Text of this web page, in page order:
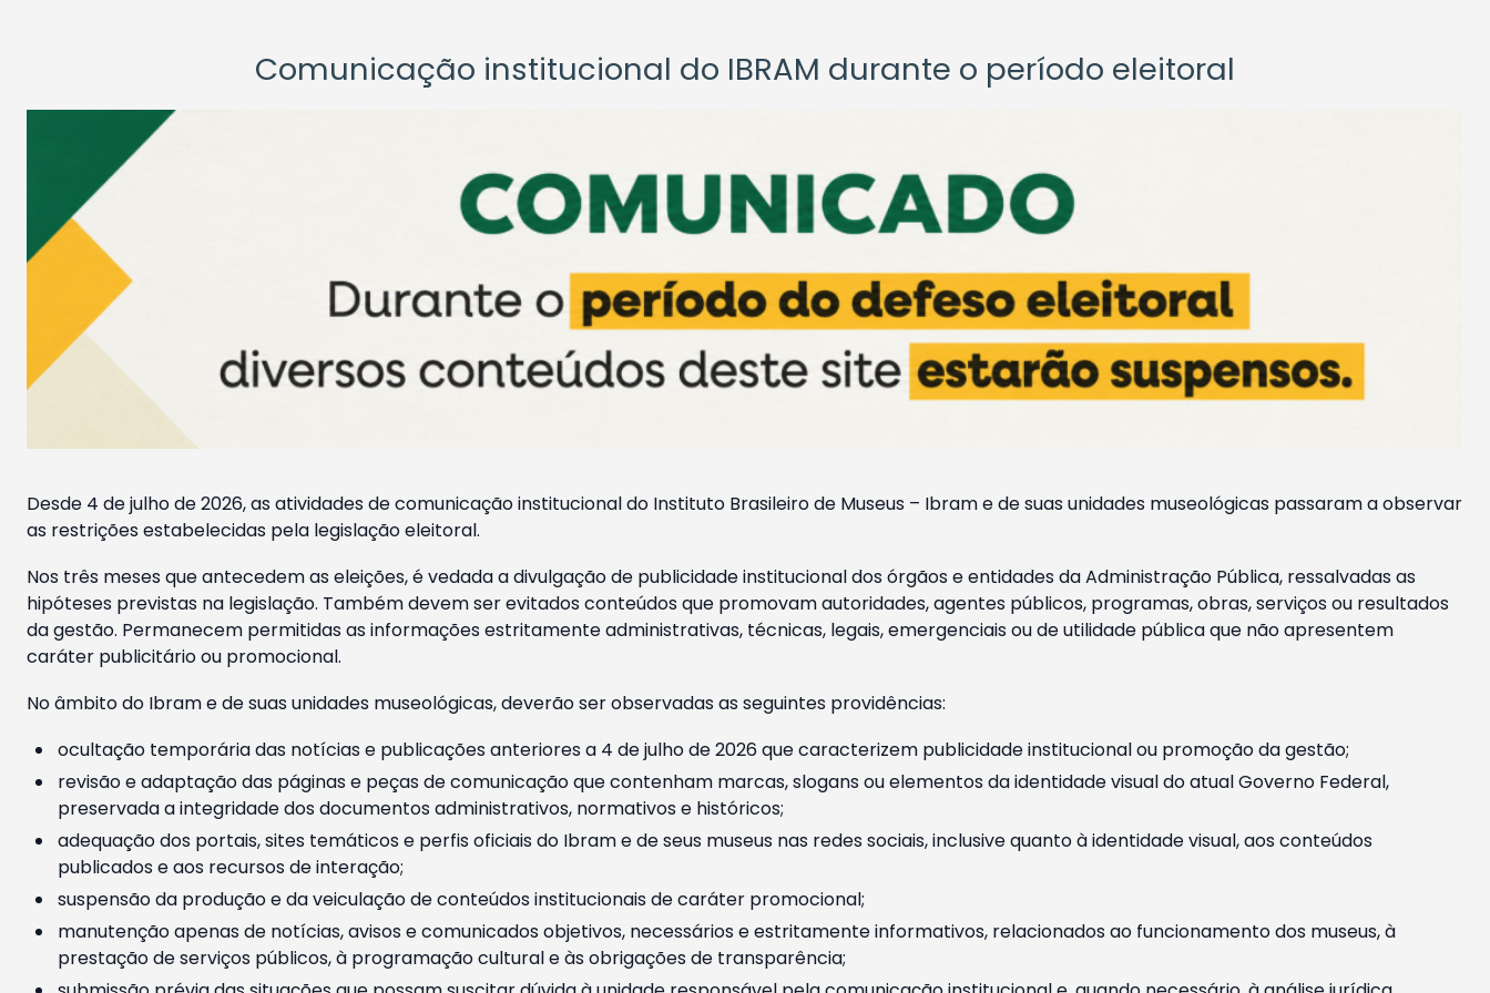
Comunicação institucional do IBRAM durante o período eleitoral
Desde 4 de julho de 2026, as atividades de comunicação institucional do Instituto Brasileiro de Museus – Ibram e de suas unidades museológicas passaram a observar
as restrições estabelecidas pela legislação eleitoral.
Nos três meses que antecedem as eleições, é vedada a divulgação de publicidade institucional dos órgãos e entidades da Administração Pública, ressalvadas as
hipóteses previstas na legislação. Também devem ser evitados conteúdos que promovam autoridades, agentes públicos, programas, obras, serviços ou resultados
da gestão. Permanecem permitidas as informações estritamente administrativas, técnicas, legais, emergenciais ou de utilidade pública que não apresentem
caráter publicitário ou promocional.
No âmbito do Ibram e de suas unidades museológicas, deverão ser observadas as seguintes providências:
ocultação temporária das notícias e publicações anteriores a 4 de julho de 2026 que caracterizem publicidade institucional ou promoção da gestão;
revisão e adaptação das páginas e peças de comunicação que contenham marcas, slogans ou elementos da identidade visual do atual Governo Federal,
preservada a integridade dos documentos administrativos, normativos e históricos;
adequação dos portais, sites temáticos e perfis oficiais do Ibram e de seus museus nas redes sociais, inclusive quanto à identidade visual, aos conteúdos
publicados e aos recursos de interação;
suspensão da produção e da veiculação de conteúdos institucionais de caráter promocional;
manutenção apenas de notícias, avisos e comunicados objetivos, necessários e estritamente informativos, relacionados ao funcionamento dos museus, à
prestação de serviços públicos, à programação cultural e às obrigações de transparência;